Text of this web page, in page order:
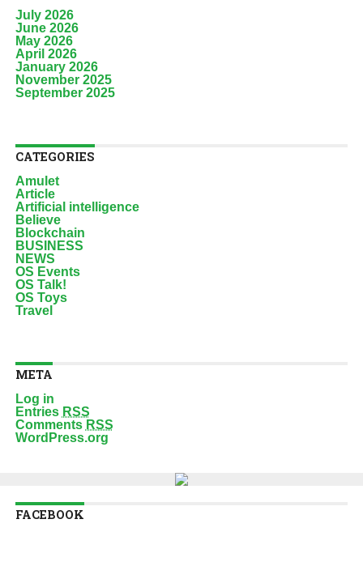
July 2026
June 2026
May 2026
April 2026
January 2026
November 2025
September 2025
CATEGORIES
Amulet
Article
Artificial intelligence
Believe
Blockchain
BUSINESS
NEWS
OS Events
OS Talk!
OS Toys
Travel
META
Log in
Entries RSS
Comments RSS
WordPress.org
FACEBOOK